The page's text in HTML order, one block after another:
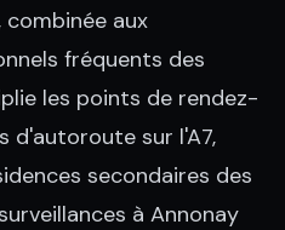
combinée aux
fréquents des
les points de rendez-
d'autoroute sur l'A7,
secondaires des
à Annonay